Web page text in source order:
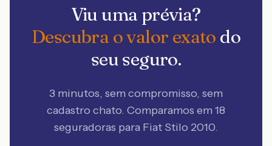
Viu uma prévia?
Descubra o valor exato do
seu seguro.
3 minutos, sem compromisso, sem
cadastro chato. Comparamos em 18
seguradoras para Fiat Stilo 2010.